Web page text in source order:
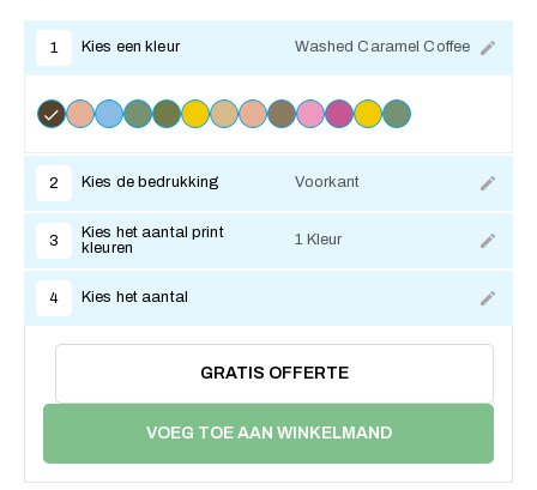
1 Kies een kleur Washed Caramel Coffee
2 Kies de bedrukking Voorkant
3
Kies het aantal print
kleuren
1 Kleur
4 Kies het aantal
GRATIS OFFERTE
VOEG TOE AAN WINKELMAND